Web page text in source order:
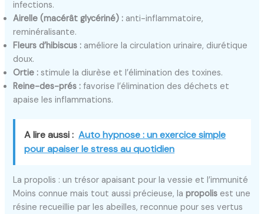
infections.
Airelle (macérât glycériné) : anti-inflammatoire,
reminéralisante.
Fleurs d’hibiscus : améliore la circulation urinaire, diurétique
doux.
Ortie : stimule la diurèse et l’élimination des toxines.
Reine-des-prés : favorise l’élimination des déchets et
apaise les inflammations.
A lire aussi : Auto hypnose : un exercice simple
pour apaiser le stress au quotidien
La propolis : un trésor apaisant pour la vessie et l’immunité
Moins connue mais tout aussi précieuse, lapropolis est une
résine recueillie par les abeilles, reconnue pour ses vertus